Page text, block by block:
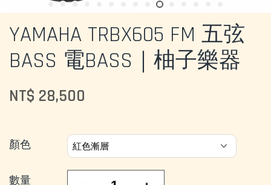
YAMAHA TRBX605 FM 五弦
BASS 電BASS｜柚子樂器
NT$ 28,500
顏色
數量